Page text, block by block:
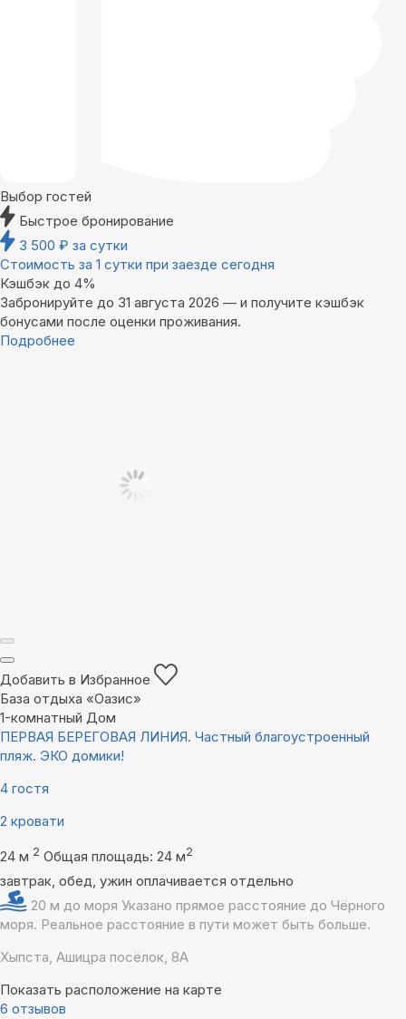
Выбор гостей
Быстрое бронирование
3 500 ₽ за сутки
Стоимость за 1 сутки при заезде сегодня
Кэшбэк до 4%
Забронируйте до 31 августа 2026 — и получите кэшбэк
бонусами после оценки проживания.
Подробнее
Добавить в Избранное
База отдыха «Оазис»
1-комнатный Дом
ПЕРВАЯ БЕРЕГОВАЯ ЛИНИЯ. Частный благоустроенный
пляж. ЭКО домики!
4 гостя
2 кровати
24 м 2 Общая площадь: 24 м2
завтрак, обед, ужин оплачивается отдельно
20 м до моря Указано прямое расстояние до Чёрного
моря. Реальное расстояние в пути может быть больше.
Хыпста, Ашицра посёлок, 8А
Показать расположение на карте
6 отзывов